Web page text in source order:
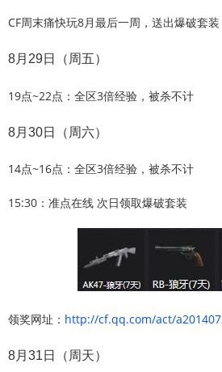
CF周末痛快玩8月最后一周，送出爆破套装
8月29日（周五）
19点~22点：全区3倍经验，被杀不计
8月30日（周六）
14点~16点：全区3倍经验，被杀不计
15:30：准点在线 次日领取爆破套装
领奖网址： http://cf.qq.com/act/
8月31日（周天）